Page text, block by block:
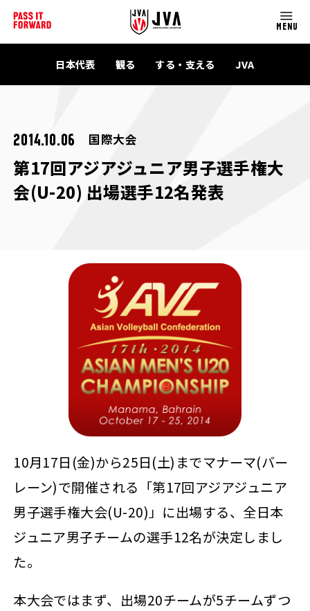
MENU
日本代表 観る する・支える JVA
2014.10.06 国際大会
第17回アジアジュニア男子選手権大
会(U-20) 出場選手12名発表
10月17日(金)から25日(土)までマナーマ(バー
レーン)で開催される「第17回アジアジュニア
男子選手権大会(U-20)」に出場する、全日本
ジュニア男子チームの選手12名が決定しまし
た。
本大会ではまず、出場20チームが5チームずつ